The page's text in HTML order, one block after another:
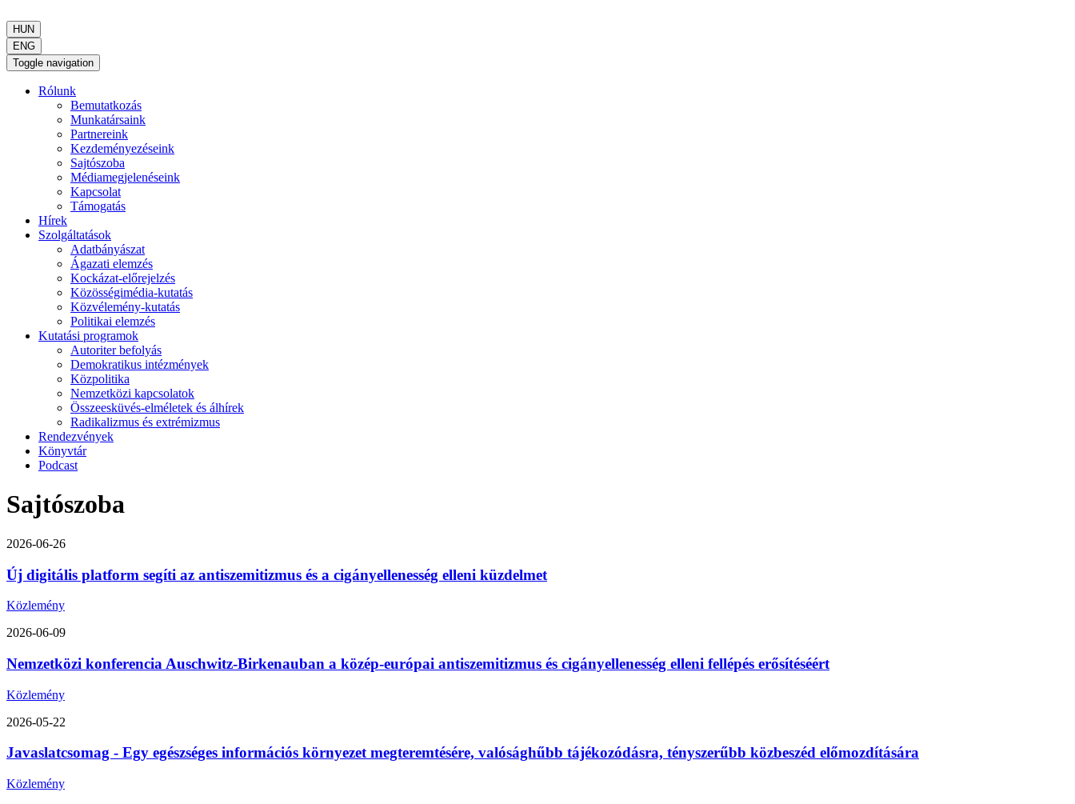
HUN
ENG
Toggle navigation
Rólunk
Bemutatkozás
Munkatársaink
Partnereink
Kezdeményezéseink
Sajtószoba
Médiamegjelenéseink
Kapcsolat
Támogatás
Hírek
Szolgáltatások
Adatbányászat
Ágazati elemzés
Kockázat-előrejelzés
Közösségimédia-kutatás
Közvélemény-kutatás
Politikai elemzés
Kutatási programok
Autoriter befolyás
Demokratikus intézmények
Közpolitika
Nemzetközi kapcsolatok
Összeesküvés-elméletek és álhírek
Radikalizmus és extrémizmus
Rendezvények
Könyvtár
Podcast
Sajtószoba
2026-06-26
Új digitális platform segíti az antiszemitizmus és a cigányellenesség elleni küzdelmet
Közlemény
2026-06-09
Nemzetközi konferencia Auschwitz-Birkenauban a közép-európai antiszemitizmus és cigányellenesség elleni fellépés erősítéséért
Közlemény
2026-05-22
Javaslatcsomag - Egy egészséges információs környezet megteremtésére, valósághűbb tájékozódásra, tényszerűbb közbeszéd előmozdítására
Közlemény